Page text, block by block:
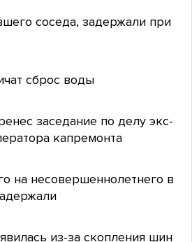
соседа, задержали при
сброс воды
заседание по делу экс-
капремонта
на несовершеннолетнего в
из-за скопления шин